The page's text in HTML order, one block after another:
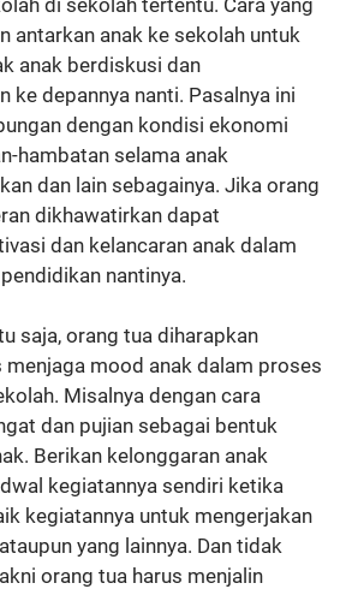
antarkan anak ke sekolah untuk
anak berdiskusi dan
ke depannya nanti. Pasalnya ini
dengan kondisi ekonomi
hambatan selama anak
dan lain sebagainya. Jika orang
dikhawatirkan dapat
dan kelancaran anak dalam
nantinya.
saja, orang tua diharapkan
mood anak dalam proses
Misalnya dengan cara
dan pujian sebagai bentuk
Berikan kelonggaran anak
kegiatannya sendiri ketika
kegiatannya untuk mengerjakan
yang lainnya. Dan tidak
orang tua harus menjalin